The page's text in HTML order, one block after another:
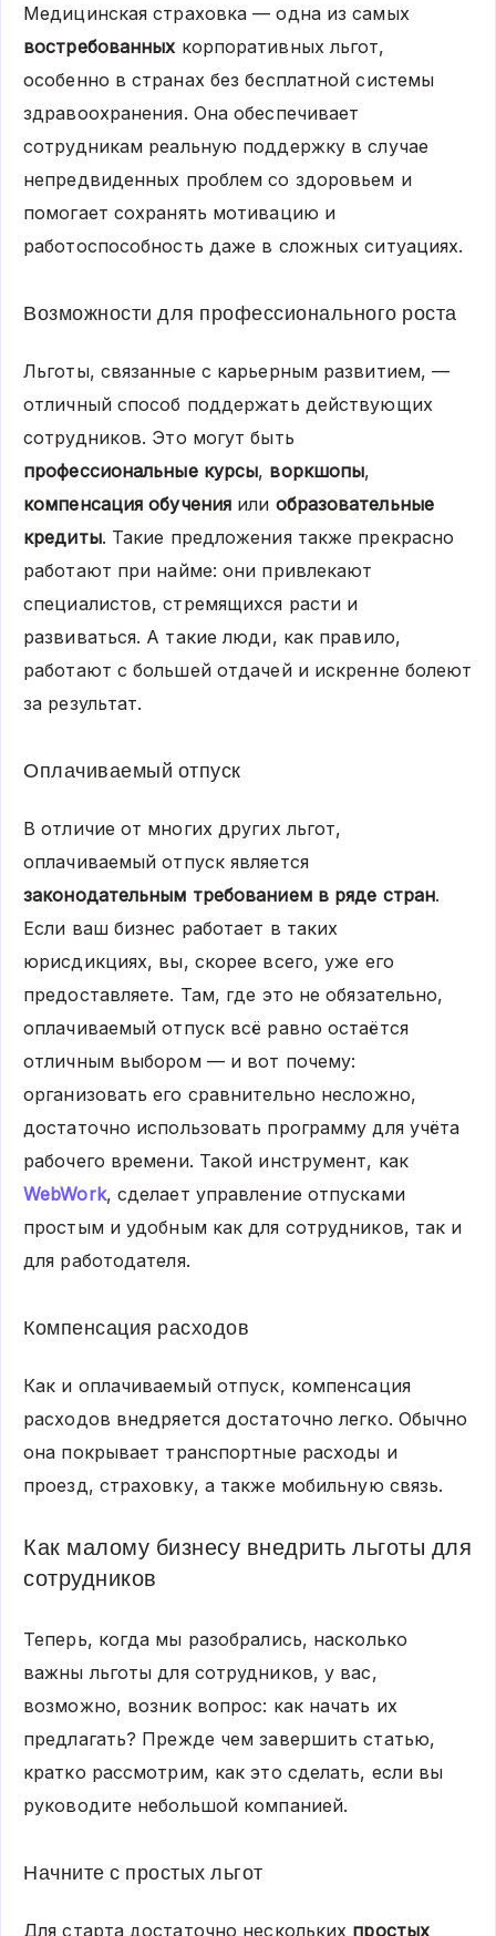
Медицинская страховка — одна из самых
востребованных корпоративных льгот,
особенно в странах без бесплатной системы
здравоохранения. Она обеспечивает
сотрудникам реальную поддержку в случае
непредвиденных проблем со здоровьем и
помогает сохранять мотивацию и
работоспособность даже в сложных ситуациях.
Возможности для профессионального роста
Льготы, связанные с карьерным развитием, —
отличный способ поддержать действующих
сотрудников. Это могут быть
профессиональные курсы, воркшопы,
компенсация обучения или образовательные
кредиты. Такие предложения также прекрасно
работают при найме: они привлекают
специалистов, стремящихся расти и
развиваться. А такие люди, как правило,
работают с большей отдачей и искренне болеют
за результат.
Оплачиваемый отпуск
В отличие от многих других льгот,
оплачиваемый отпуск является
законодательным требованием в ряде стран.
Если ваш бизнес работает в таких
юрисдикциях, вы, скорее всего, уже его
предоставляете. Там, где это не обязательно,
оплачиваемый отпуск всё равно остаётся
отличным выбором — и вот почему:
организовать его сравнительно несложно,
достаточно использовать программу для учёта
рабочего времени. Такой инструмент, как
WebWork, сделает управление отпусками
простым и удобным как для сотрудников, так и
для работодателя.
Компенсация расходов
Как и оплачиваемый отпуск, компенсация
расходов внедряется достаточно легко. Обычно
она покрывает транспортные расходы и
проезд, страховку, а также мобильную связь.
Как малому бизнесу внедрить льготы для
сотрудников
Теперь, когда мы разобрались, насколько
важны льготы для сотрудников, у вас,
возможно, возник вопрос: как начать их
предлагать? Прежде чем завершить статью,
кратко рассмотрим, как это сделать, если вы
руководите небольшой компанией.
Начните с простых льгот
Для старта достаточно нескольких простых